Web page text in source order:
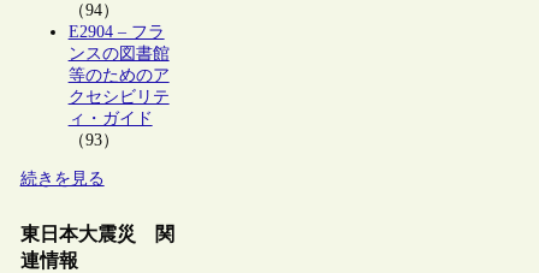
（94）
E2904 – フラ
ンスの図書館
等のためのア
クセシビリテ
ィ・ガイド
（93）
続きを見る
東日本大震災 関
連情報